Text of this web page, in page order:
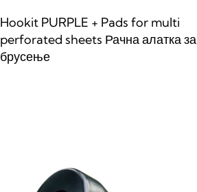
Hookit PURPLE + Pads for multi
perforated sheets Рачна алатка за
брусење